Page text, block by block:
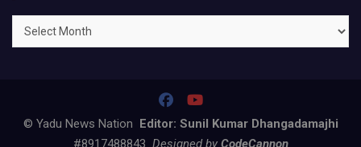
Archives
© Yadu News Nation Editor: Sunil Kumar Dhangadamajhi
#8917488843 Designed by CodeCannon